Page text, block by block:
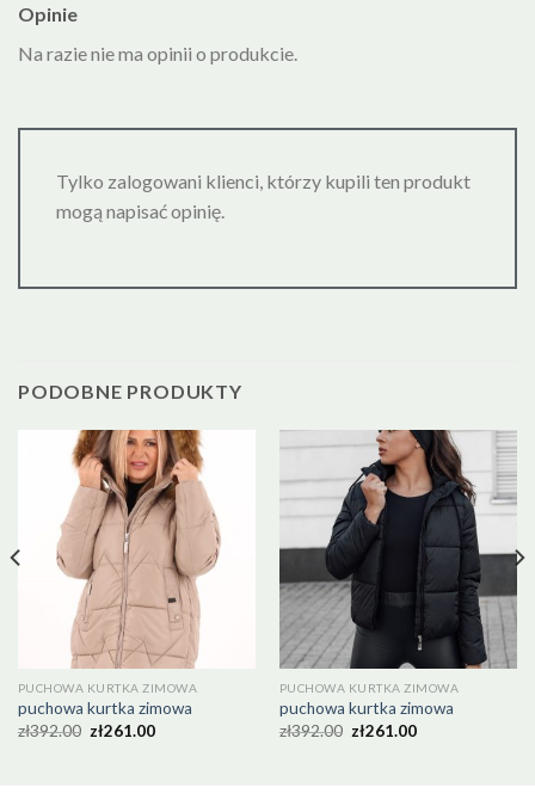
Opinie
Na razie nie ma opinii o produkcie.
Tylko zalogowani klienci, którzy kupili ten produkt
mogą napisać opinię.
PODOBNE PRODUKTY
PUCHOWA KURTKA ZIMOWA
puchowa kurtka zimowa
zł392.00 zł261.00
PUCHOWA KURTKA ZIMOWA
puchowa kurtka zimowa
zł392.00 zł261.00